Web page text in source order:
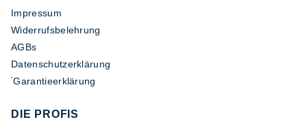
Impressum
Widerrufsbelehrung
AGBs
Datenschutzerklärung
*Garantieerklärung
DIE PROFIS